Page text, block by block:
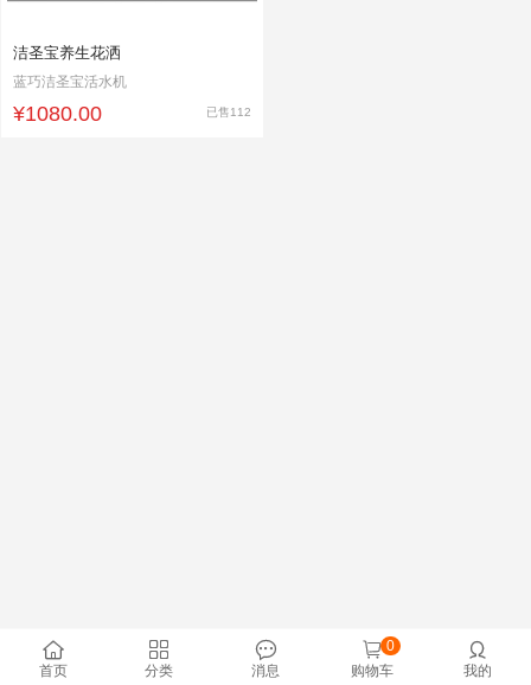
洁圣宝养生花洒
蓝巧洁圣宝活水机
¥1080.00 已售112

首页

分类

消息

购物车
0 
我的